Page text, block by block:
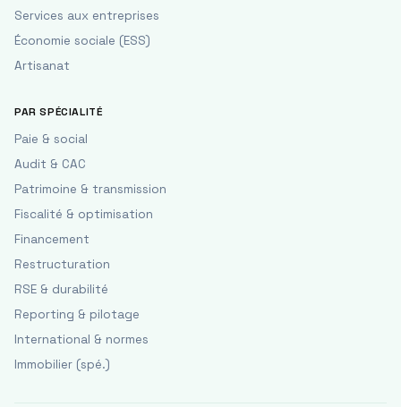
Services aux entreprises
Économie sociale (ESS)
Artisanat
PAR SPÉCIALITÉ
Paie & social
Audit & CAC
Patrimoine & transmission
Fiscalité & optimisation
Financement
Restructuration
RSE & durabilité
Reporting & pilotage
International & normes
Immobilier (spé.)